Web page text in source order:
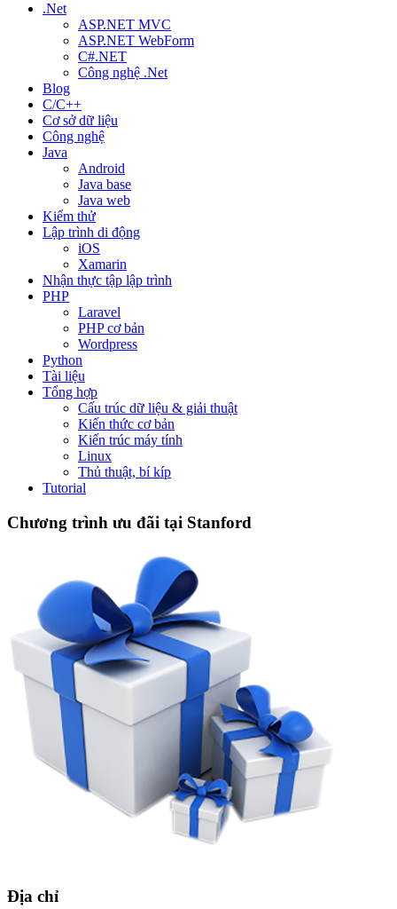
.Net
ASP.NET MVC
ASP.NET WebForm
C#.NET
Công nghệ .Net
Blog
C/C++
Cơ sở dữ liệu
Công nghệ
Java
Android
Java base
Java web
Kiểm thử
Lập trình di động
iOS
Xamarin
Nhận thực tập lập trình
PHP
Laravel
PHP cơ bản
Wordpress
Python
Tài liệu
Tổng hợp
Cấu trúc dữ liệu & giải thuật
Kiến thức cơ bản
Kiến trúc máy tính
Linux
Thủ thuật, bí kíp
Tutorial
Chương trình ưu đãi tại Stanford
Địa chỉ